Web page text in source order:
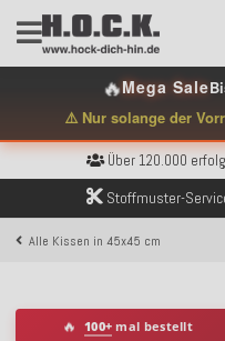
🔥Mega Sale
⚠️ Nur solange der
Kostenloser Versand
Über 120.000
Sicher bezahlen
Kostenloser Versand
Über 120.000
Sicher bezahlen
Kostenloser Versand
Stoffmuster-
Alle Kissen in 45x45 cm
🔥 100+ mal bestellt